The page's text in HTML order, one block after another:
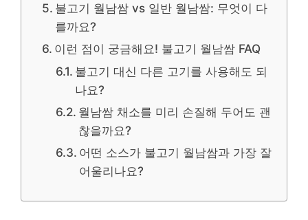
불고기 월남쌈 vs 일반 월남쌈: 무엇이 다
를까요?
이런 점이 궁금해요! 불고기 월남쌈 FAQ
불고기 대신 다른 고기를 사용해도 되
나요?
월남쌈 채소를 미리 손질해 두어도 괜
찮을까요?
어떤 소스가 불고기 월남쌈과 가장 잘
어울리나요?